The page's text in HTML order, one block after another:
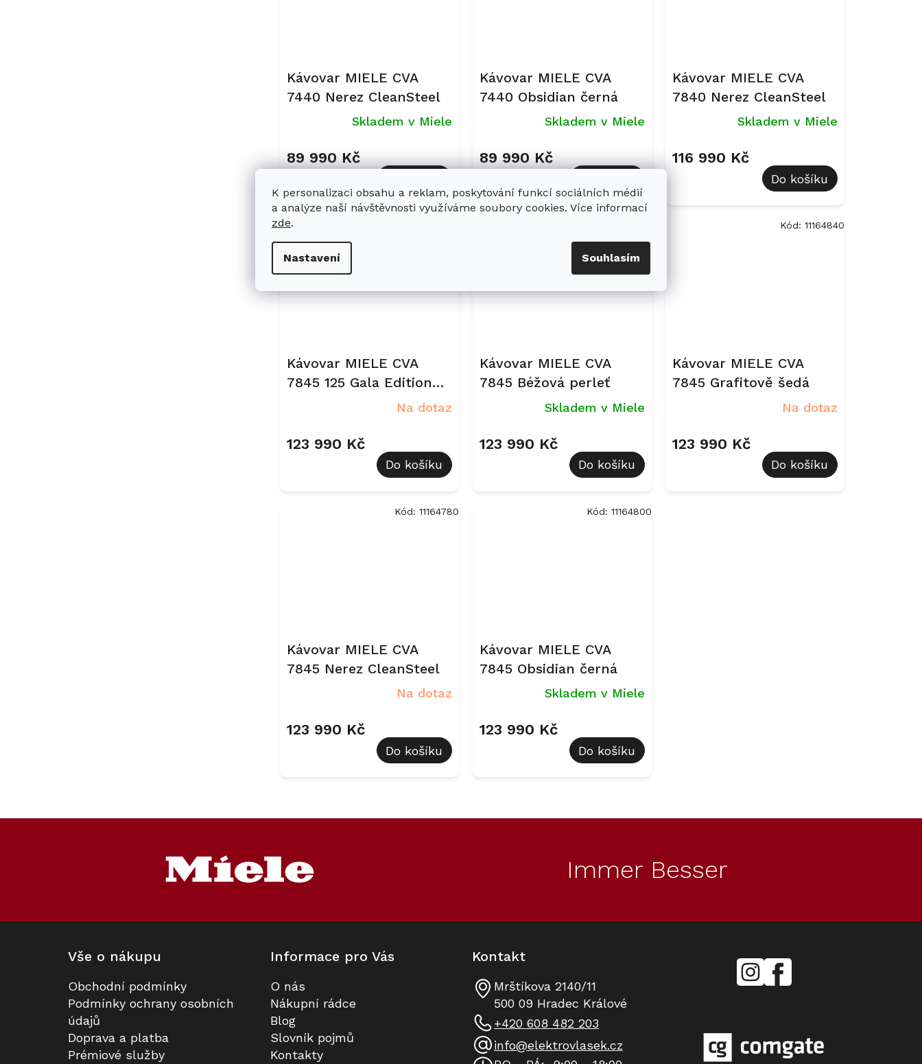
K personalizaci obsahu a reklam, poskytování funkcí sociálních médií
a analýze naší návštěvnosti využíváme soubory cookies. Více informací
zde.
Nastavení Souhlasím
Kávovar MIELE CVA
7440 Nerez CleanSteel
Skladem v Miele
89 990 Kč
Kávovar MIELE CVA
7440 Obsidian černá
Skladem v Miele
89 990 Kč
Kávovar MIELE CVA
7840 Nerez CleanSteel
Skladem v Miele
116 990 Kč
Do košíku
Kávovar MIELE CVA
7845 125 Gala Edition
Obsidian černá, matná
Na dotaz
123 990 Kč
Do košíku
Kávovar MIELE CVA
7845 Béžová perleť
Skladem v Miele
123 990 Kč
Do košíku
Kávovar MIELE CVA
7845 Grafitově šedá
Na dotaz
123 990 Kč
Do košíku
Kód: 11164840
Kávovar MIELE CVA
7845 Nerez CleanSteel
Na dotaz
123 990 Kč
Do košíku
Kód: 11164780
Kávovar MIELE CVA
7845 Obsidian černá
Skladem v Miele
123 990 Kč
Do košíku
Kód: 11164800
v
r
ý
p
i
s
Immer Besser
Vše o nákupu
Obchodní podmínky
Podmínky ochrany osobních
údajů
Doprava a platba
Prémiové služby
Informace pro Vás
O nás
Nákupní rádce
Blog
Slovník pojmů
Kontakty
Kontakt
Mrštíkova 2140/11
500 09 Hradec Králové
info@elektrovlasek.cz
+420 608 482 203
mielecentervlasek
Miele
Center